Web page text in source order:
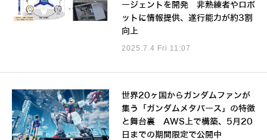
ージェントを開発 非熟練者やロボ
ットに情報提供、遂行能力が約3割
向上
2025.7.4 Fri 11:07
世界20ヶ国からガンダムファンが
集う「ガンダムメタバース」の特徴
と舞台裏 AWS上で構築、5月20
日までの期間限定で公開中